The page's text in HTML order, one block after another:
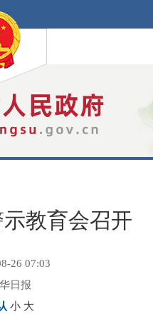
教育会召开
26 07:03
日报
小 大